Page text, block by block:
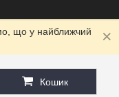
що у найближчий
Кошик